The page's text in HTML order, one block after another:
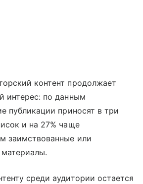
контент продолжает
интерес: по данным
публикации приносят в три
и на 27% чаще
заимствованные или
среди аудитории остается